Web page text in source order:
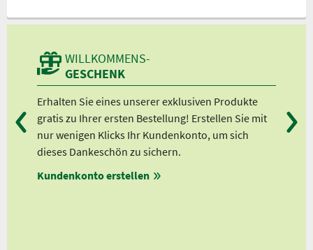
WILLKOMMENS-
GESCHENK
Erhalten Sie eines unserer exklusiven Produkte
gratis zu Ihrer ersten Bestellung! Erstellen Sie mit
nur wenigen Klicks Ihr Kundenkonto, um sich
dieses Dankeschön zu sichern.
Kundenkonto erstellen
Ab